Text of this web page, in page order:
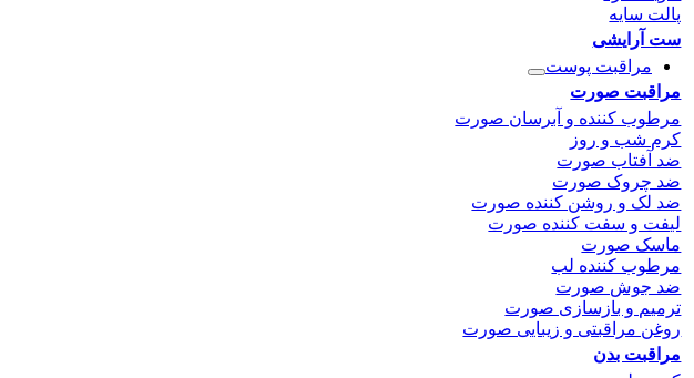
پالت سایه
ست آرایشی
مراقبت پوست
مراقبت صورت
مرطوب کننده و آبرسان صورت
کرم شب و روز
ضد آفتاب صورت
ضد چروک صورت
ضد لک و روشن کننده صورت
لیفت و سفت کننده صورت
ماسک صورت
مرطوب کننده لب
ضد جوش صورت
ترمیم و بازسازی صورت
روغن مراقبتی و زیبایی صورت
مراقبت بدن